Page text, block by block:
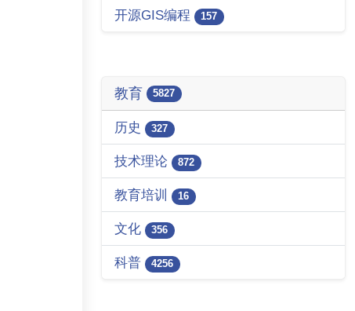
开源GIS编程 157
教育 5827
历史 327
技术理论 872
教育培训 16
文化 356
科普 4256